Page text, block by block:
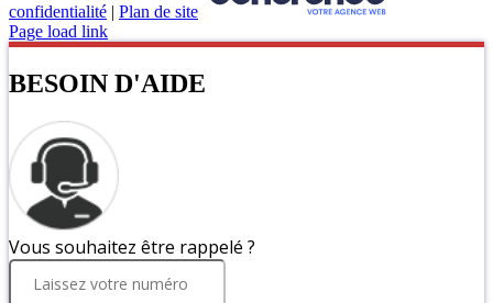
confidentialité | Plan de site
Page load link
BESOIN D'AIDE
Vous souhaitez être rappelé ?